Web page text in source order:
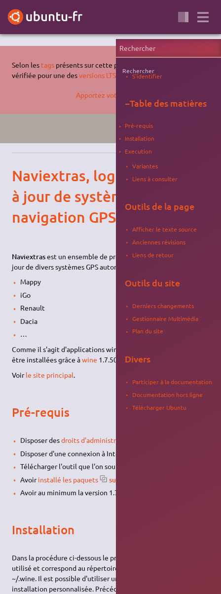
Selon les tags présents sur cette page, celle-ci n'a pas été
vérifiée pour une desversions LTS supportées d'Ubuntu
Apportez votre aide…
Naviextras, logiciels de mise
à jour de systèmes de
navigation GPS
Naviextrasest un ensemble de produits permettant la mise à
jour de divers systèmes GPS automobiles :
Mappy
iGo
Renault
Dacia
…
Comme il s'agit d'applications windows 32bit elles peuvent
être installées grâce àwine 1.7.50 ou supérieur
Voirle site principal.
Pré-requis
Disposer desdroits d'administration
Disposer d'une connexion à Internet configurée et activée.
Télécharger l'outil que l'on souhaite installer.
Avoirinstallé les paquets suivants
Avoir au minimum la version 1.7 de
Installation
Dans la procédure ci-dessous le préfixe .wine par défaut est
utilisé et correspond au répertoire d'installation par défaut
~/.wine. Il est possible d'utiliser un autre préfixe pour une
installation personnalisée. Précédez pour cela chaque
Rechercher
S'identifier
−Table des matières
Pré-requis
Installation
Execution
Variantes
Liens à consulter
Outils de la page
Afficher le texte source
Anciennes révisions
Liens de retour
Outils du site
Derniers changements
Gestionnaire Multimédia
Plan du site
Divers
Participer à la documentation
Documentation hors ligne
Télécharger Ubuntu